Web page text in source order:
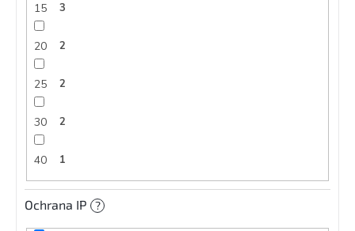
15 3
20 2
25 2
30 2
40 1
Ochrana IP ?